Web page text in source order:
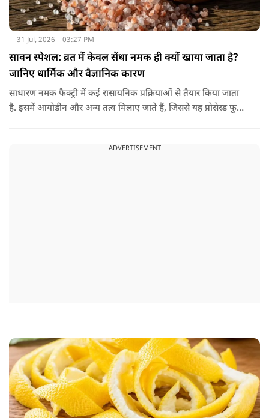
31 Jul, 2026 03:27 PM
सावन स्पेशल: व्रत में केवल सेंधा नमक ही क्यों खाया जाता है?
जानिए धार्मिक और वैज्ञानिक कारण
साधारण नमक फैक्ट्री में कई रासायनिक प्रक्रियाओं से तैयार किया जाता
है. इसमें आयोडीन और अन्य तत्व मिलाए जाते हैं, जिससे यह प्रोसेस्ड फूड
जाता, इसलिए इसे अधिक शुद्ध माना जाता है.
ADVERTISEMENT